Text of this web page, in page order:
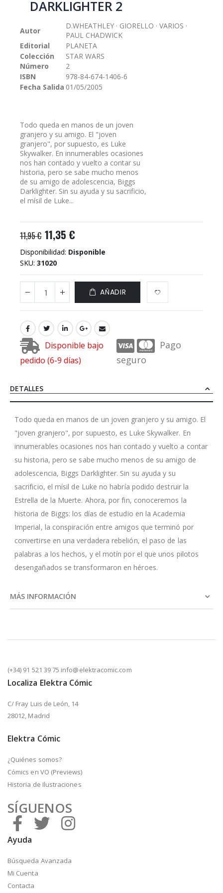
imágenes
DARKLIGHTER 2
Autor
D.WHEATHLEY · GIORELLO · VARIOS ·
PAUL CHADWICK
Editorial
PLANETA
Colección
STAR WARS
Número
2
ISBN
978-84-674-1406-6
Fecha Salida 01/05/2005
Todo queda en manos de un joven
granjero y su amigo. El "joven
granjero", por supuesto, es Luke
Skywalker. En innumerables ocasiones
nos han contado y vuelto a contar su
historia, pero se sabe mucho menos
de su amigo de adolescencia, Biggs
Darklighter. Sin su ayuda y su sacrificio,
el mísil de Luke...
11,95 € 11,35 €
Disponibilidad: Disponible
SKU 31020
AÑADIR
Disponible bajo
pedido (6-9 días)
Pago
seguro
DETALLES
Todo queda en manos de un joven granjero y su amigo. El
"joven granjero", por supuesto, es Luke Skywalker. En
innumerables ocasiones nos han contado y vuelto a contar
su historia, pero se sabe mucho menos de su amigo de
adolescencia, Biggs Darklighter. Sin su ayuda y su
sacrificio, el mísil de Luke no habría podido destruir la
Estrella de la Muerte. Ahora, por fin, conoceremos la
historia de Biggs: los días de estudio en la Academia
Imperial, la conspiración entre amigos que terminó por
convertirse en una verdadera rebelión, el paso de las
palabras a los hechos, y el motín por el que unos pilotos
desengañados se transformaron en héroes.
MÁS INFORMACIÓN
(+34) 91 521 39 75 info@elektracomic.com
Localiza Elektra Cómic
C/ Fray Luis de León, 14
28012, Madrid
Elektra Cómic
¿Quiénes somos?
Cómics en VO (Previews)
Historia de Ilustraciones
SÍGUENOS
Ayuda
Búsqueda Avanzada
Mi Cuenta
Contacta